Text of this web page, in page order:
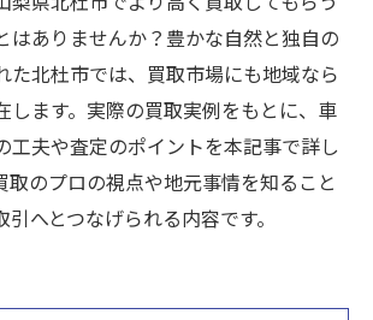
はありませんか？豊かな自然と独自の
た北杜市では、買取市場にも地域なら
します。実際の買取実例をもとに、車
工夫や査定のポイントを本記事で詳し
取のプロの視点や地元事情を知ること
へとつなげられる内容です。